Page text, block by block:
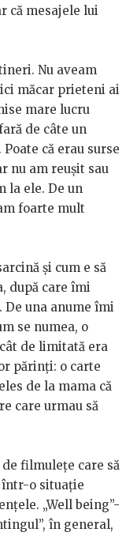
că mesajele lui
Nu aveam
măcar prieteni ai
mare lucru
de câte un
Poate că erau surse
nu am reușit sau
la ele. De un
foarte mult
și cum e să
după care îmi
De una anume îmi
se numea, o
de limitată era
părinți: o carte
de la mama că
care urmau să
filmulețe care să
într-o situație
„Well being”-
în general,